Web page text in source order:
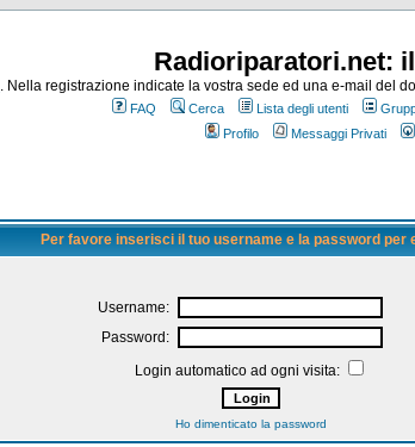
Radioriparatori.net:
. Nella registrazione indicate la vostra sede ed una e-mail del
FAQ Cerca Lista degli utenti
Profilo
Messaggi Privati
Per favore inserisci il tuo username e la password per
Username:
Password:
Login automatico ad ogni visita:
Ho dimenticato la password